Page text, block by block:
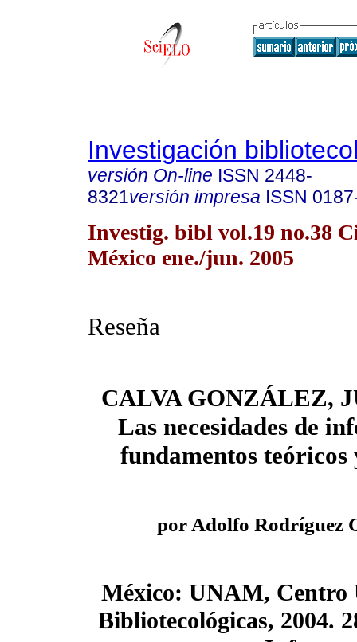
Investigación
versión On-line ISSN 2448-
8321versión impresa ISSN
Investig. bibl vol.19 no.38
México ene./jun. 2005
Reseña
CALVA GONZÁLEZ,
Las necesidades de
fundamentos teóricos
por Adolfo Rodríguez
México: UNAM, Centro
Bibliotecológicas, 2004.